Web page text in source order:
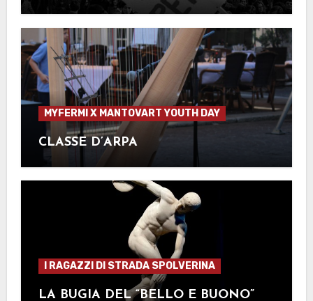
MYFERMI X MANTOVART YOUTH DAY
CLASSE D’ARPA
I RAGAZZI DI STRADA SPOLVERINA
LA BUGIA DEL “BELLO E BUONO”